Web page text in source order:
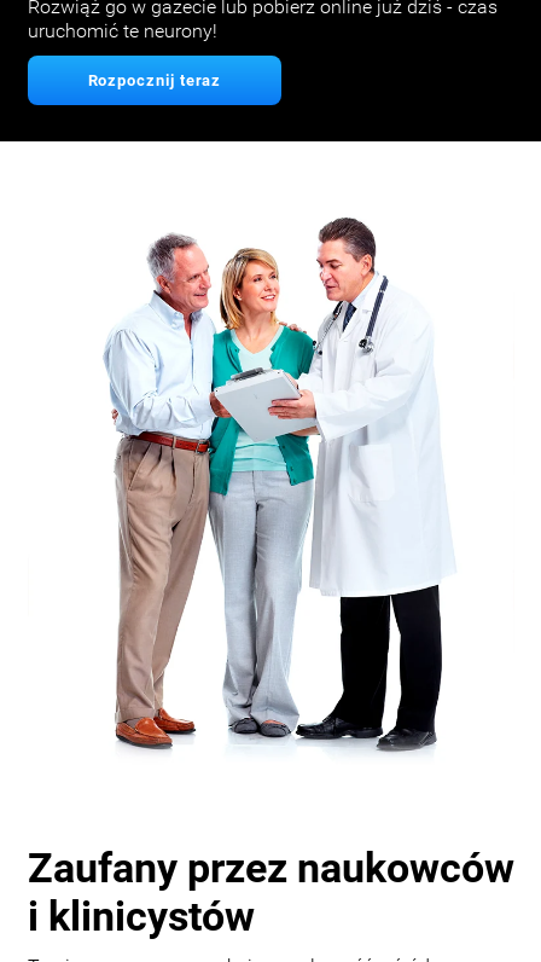
Rozwiąż go w gazecie lub pobierz online już dziś - czas
uruchomić te neurony!
Rozpocznij teraz
Zaufany przez naukowców
i klinicystów